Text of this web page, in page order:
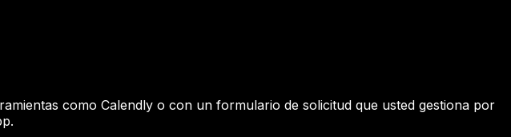
como Calendly o con un formulario de solicitud que usted gestiona por